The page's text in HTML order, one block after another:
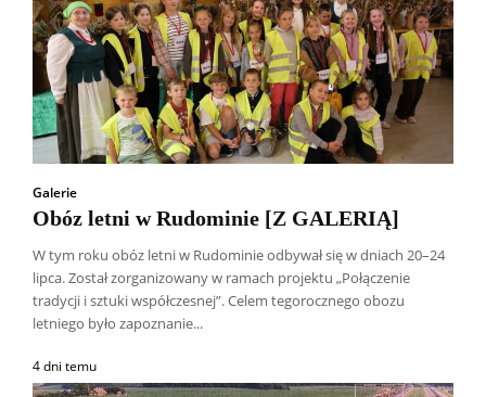
Galerie
Obóz letni w Rudominie [Z GALERIĄ]
W tym roku obóz letni w Rudominie odbywał się w dniach 20–24
lipca. Został zorganizowany w ramach projektu „Połączenie
tradycji i sztuki współczesnej”. Celem tegorocznego obozu
letniego było zapoznanie...
4 dni temu